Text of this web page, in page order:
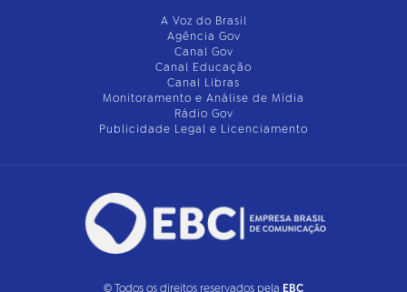
A Voz do Brasil
Agência Gov
Canal Gov
Canal Educação
Canal Libras
Monitoramento e Análise de Mídia
Rádio Gov
Publicidade Legal e Licenciamento
© Todos os direitos reservados pela EBC